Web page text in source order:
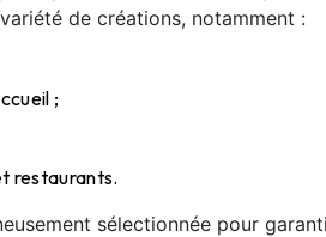
de créations, notamment :
;
restaurants.
sélectionnée pour